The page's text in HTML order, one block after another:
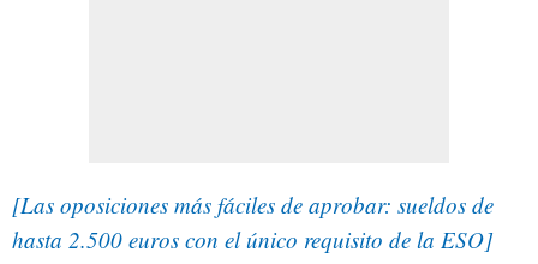
[Las oposiciones más fáciles de aprobar: sueldos de
hasta 2.500 euros con el único requisito de la ESO]